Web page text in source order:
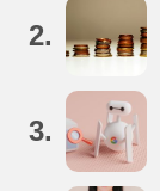
2.
3.